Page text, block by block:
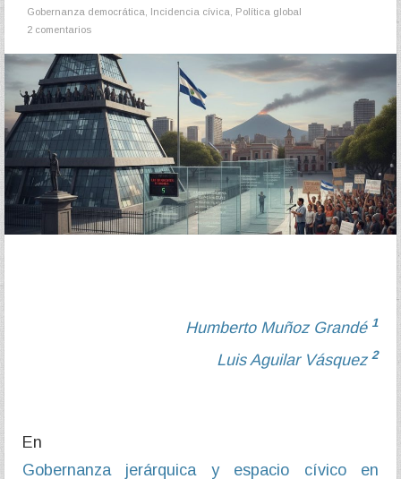
Gobernanza democrática
Incidencia cívica
Política global
2 comentarios
Humberto Muñoz Grandé 1
Luis Aguilar Vásquez 2
En
Gobernanza jerárquica y espacio cívico en